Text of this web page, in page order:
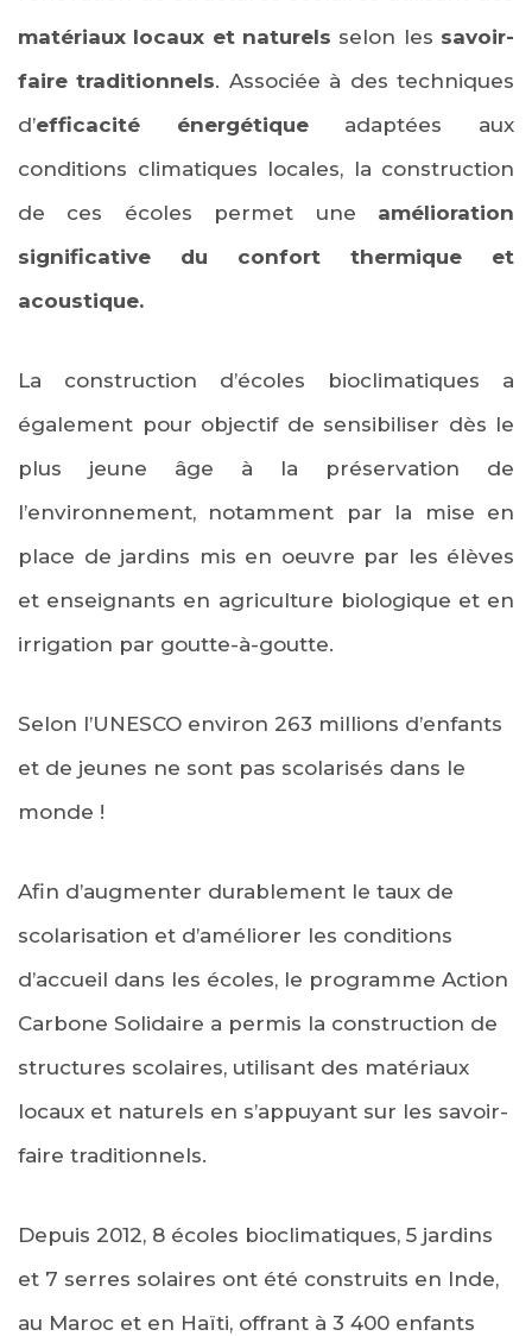
matériaux locaux et naturels selon les savoir-
faire traditionnels. Associée à des techniques
d’efficacité énergétiqueadaptées aux
conditions climatiques locales, la construction
de ces écoles permet une amélioration
significative du confort thermique et
acoustique.
La construction d’écoles bioclimatiques a
également pour objectif de sensibiliser dès le
plus jeune âge à la préservation de
l’environnement, notamment par la mise en
place de jardins mis en oeuvre par les élèves
et enseignants en agriculture biologique et en
irrigation par goutte-à-goutte.
Selon l’UNESCO environ 263 millions d’enfants
et de jeunes ne sont pas scolarisés dans le
monde !
Afin d’augmenter durablement le taux de
scolarisation et d’améliorer les conditions
d’accueil dans les écoles, le programme Action
Carbone Solidaire a permis la construction de
structures scolaires, utilisant des matériaux
locaux et naturels en s’appuyant sur les savoir-
faire traditionnels.
Depuis 2012, 8 écoles bioclimatiques, 5 jardins
et 7 serres solaires ont été construits en Inde,
au Maroc et en Haïti, offrant à 3 400 enfants